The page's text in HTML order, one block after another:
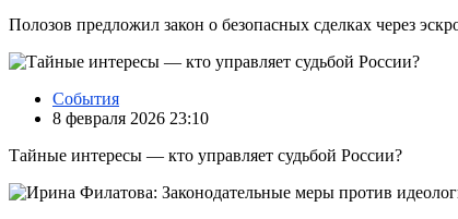
Полозов предложил закон о безопасных сделках через
События
8 февраля 2026 23:10
Тайные интересы — кто управляет судьбой России?